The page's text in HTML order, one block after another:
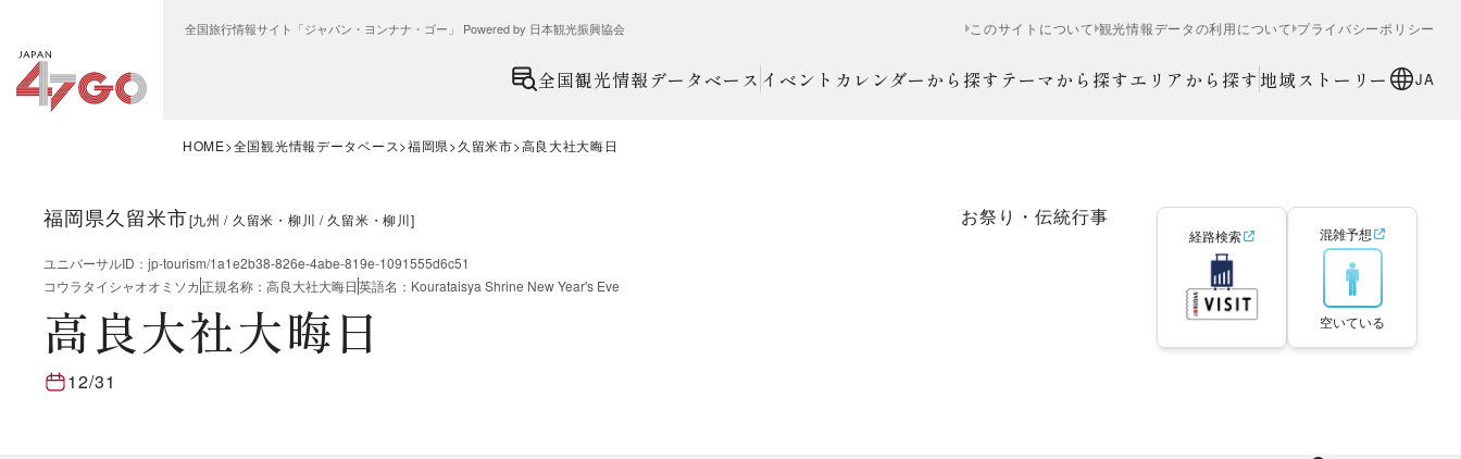
全国旅行情報サイト「ジャパン・ヨンナナ・ゴー」 Powered by 日本観光振興協会 このサイトについて 観光情報データの利用について プライバシーポリシー
全国観光情報データベース イベントカレンダーから探す テーマから探すエリアから探す 地域ストーリー JA
HOME 全国観光情報データベース 福岡県 久留米市 高良大社大晦日
福岡県久留米市[九州 久留米・柳川 久留米・柳川] お祭り・伝統行事
ユニバーサルID ： jp-tourism/1a1e2b38-826e-4abe-819e-1091555d6c51
コウラタイシャオオミソカ正規名称 ： 高良大社大晦日英語名 ： Kourataisya Shrine New Year's Eve
高良大社大晦日
12/31
経路検索 混雑予想
空いている